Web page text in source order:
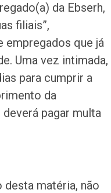
da Ebserh,
filiais”,
empregados que já
Uma vez intimada,
para cumprir a
da
pagar multa
matéria, não